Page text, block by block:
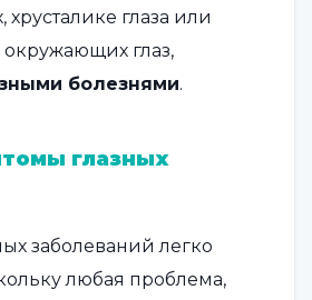
хрусталике глаза или
окружающих глаз,
болезнями.
глазных
заболеваний легко
любая проблема,